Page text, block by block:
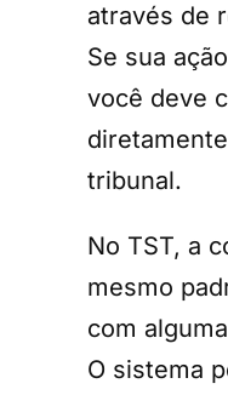
através de
Se sua
você deve
tribunal.
No TST, a
mesmo
com
O sistema